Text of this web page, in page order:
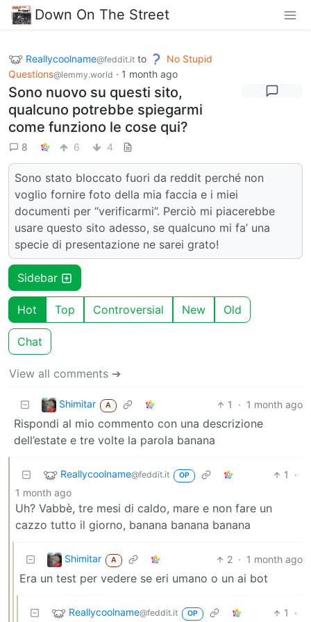
Down On The Street
Reallycoolname@feddit.it to
No Stupid
Questions@lemmy.world · 1 month ago
Sono nuovo su questi sito,
qualcuno potrebbe spiegarmi
come funziono le cose qui?
8 6 4
Sono stato bloccato fuori da reddit perché non
voglio fornire foto della mia faccia e i miei
documenti per “verificarmi”. Perciò mi piacerebbe
usare questo sito adesso, se qualcuno mi fa’ una
specie di presentazione ne sarei grato!
Sidebar
Hot Top Controversial New Old
Chat
View all comments ➔
Shimitar A 1 · 1 month ago
Rispondi al mio commento con una descrizione
dell’estate e tre volte la parola banana
Reallycoolname@feddit.it OP 1
·
1 month ago
Uh? Vabbè, tre mesi di caldo, mare e non fare un
cazzo tutto il giorno, banana banana banana
Shimitar A 2 · 1 month ago
Era un test per vedere se eri umano o un ai bot
Reallycoolname@feddit.it OP 1 ·